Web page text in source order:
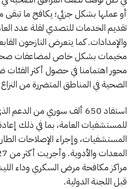
أو عملها بشكل جزئي؛ يكافح ما تبقى
تقديم الخدمات للتصدي لقلة عدد
والإمدادات. كما يتعرض النازحون
مخيمات بشكل خاص لمضاعفات
محور اهتمامنا في حصول أكثر الفئات
الصحية في المناطق المتضررة من
استفاد 650 ألف سوري من
للمستشفيات العامة، بما في ذلك
المستشفيات، وإجراء الإصلاحات
مراكز مكافحة مرض السكري وداء
قبل اللجنة الدولية.